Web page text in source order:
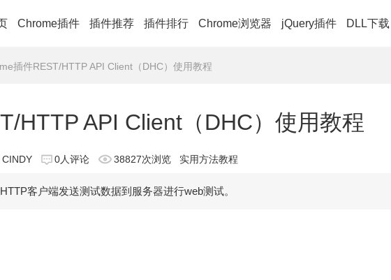
Chrome插件 插件推荐 插件排行 Chrome浏览器 jQuery插件 DLL下载
插件REST/HTTP API Client（DHC）使用教程
HTTP API Client（DHC）使用教程
0人评论 38827次浏览 实用方法教程
客户端发送测试数据到服务器进行web测试。